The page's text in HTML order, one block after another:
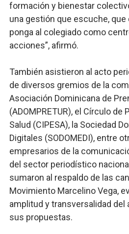
formación y bienestar
una gestión que escuche,
ponga al colegiado como
acciones”, afirmó.
También asistieron al acto
de diversos gremios de la
Asociación Dominicana de
(ADOMPRETUR), el Círculo de
Salud (CIPESA), la Sociedad
Digitales (SODOMEDI), entre
empresarios de la
del sector periodístico
sumaron al respaldo de las
Movimiento Marcelino Vega,
amplitud y transversalidad del
sus propuestas.